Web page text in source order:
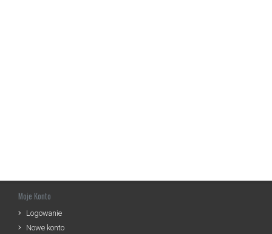
Moje Konto
Logowanie
Nowe konto